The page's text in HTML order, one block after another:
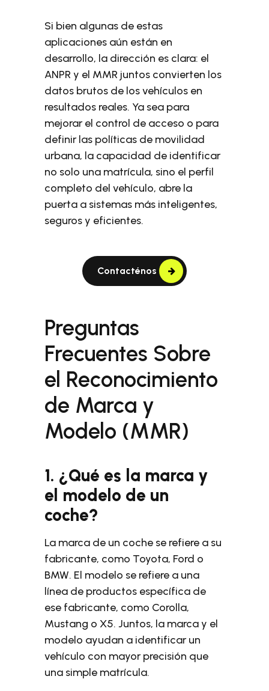
Si bien algunas de estas
aplicaciones aún están en
desarrollo, la dirección es clara: el
ANPR y el MMR juntos convierten los
datos brutos de los vehículos en
resultados reales. Ya sea para
mejorar el control de acceso o para
definir las políticas de movilidad
urbana, la capacidad de identificar
no solo una matrícula, sino el perfil
completo del vehículo, abre la
puerta a sistemas más inteligentes,
seguros y eficientes.
Contacténos
Preguntas
Frecuentes Sobre
el Reconocimiento
de Marca y
Modelo (MMR)
1. ¿Qué es la marca y
el modelo de un
coche?
La marca de un coche se refiere a su
fabricante, como Toyota, Ford o
BMW. El modelo se refiere a una
línea de productos específica de
ese fabricante, como Corolla,
Mustang o X5. Juntos, la marca y el
modelo ayudan a identificar un
vehículo con mayor precisión que
una simple matrícula.